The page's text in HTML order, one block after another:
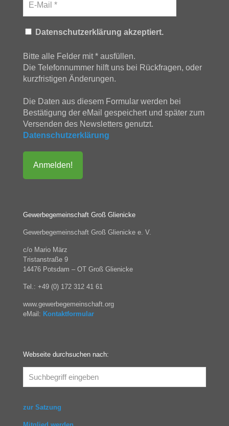
Datenschutzerklärung akzeptiert.
Bitte alle Felder mit * ausfüllen.
Die Telefonnummer hilft uns bei Rückfragen, oder
kurzfristigen Änderungen.
Die Daten aus diesem Formular werden bei
Bestätigung der eMail gespeichert und später zum
Versenden des Newsletters genutzt.
Datenschutzerklärung
Gewerbegemeinschaft Groß Glienicke
Gewerbegemeinschaft Groß Glienicke e. V.
c/o Mario März
Tristanstraße 9
14476 Potsdam – OT Groß Glienicke
Tel.: +49 (0) 172 312 41 61
www.gewerbegemeinschaft.org
eMail: Kontaktformular
Webseite durchsuchen nach:
zur Satzung